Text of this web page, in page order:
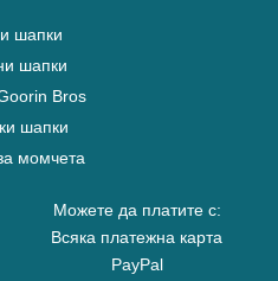
шапки
шапки
Bros
шапки
момчета
Можете да платите с:
Всяка платежна карта
PayPal